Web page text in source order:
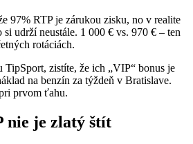
97% RTP je zárukou zisku, no v realite
si udrží neustále. 1 000 € vs. 970 € – ten
rotáciách.
zistíte, že ich „VIP“ bonus je
na benzín za týždeň v Bratislave.
prvom ťahu.
nie je zlatý štít